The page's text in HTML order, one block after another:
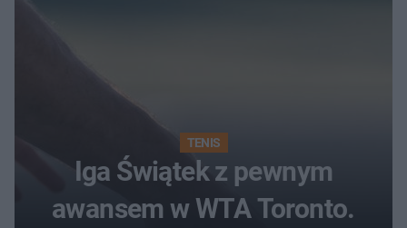
TENIS
Iga Świątek z pewnym
awansem w WTA Toronto.